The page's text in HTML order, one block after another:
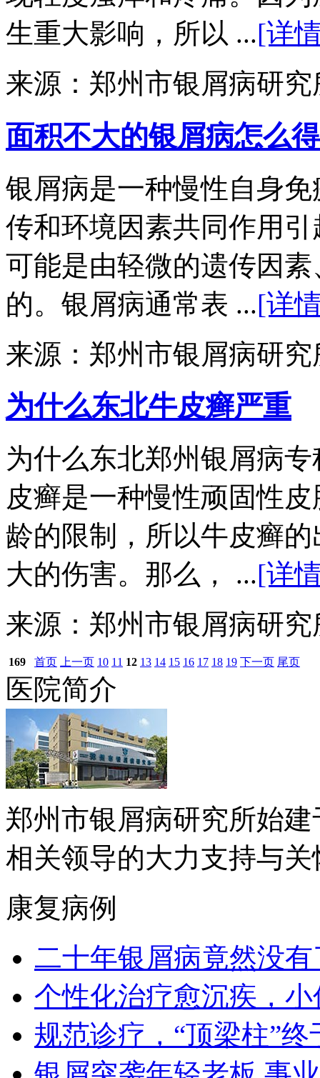
生重大影响，所以 ...[详
来源：郑州市银屑病研
面积不大的银屑病怎么
银屑病是一种慢性自身
传和环境因素共同作用
可能是由轻微的遗传因
的。银屑病通常表 ...[详
来源：郑州市银屑病研
为什么东北牛皮癣严重
为什么东北郑州银屑病
皮癣是一种慢性顽固性
龄的限制，所以牛皮癣
大的伤害。那么， ...[详
来源：郑州市银屑病研
169 首页 上一页 10 11 12 13 14 15 16 17 18 19 下一页 尾页
医院简介
郑州市银屑病研究所始
相关领导的大力支持与
康复病例
二十年银屑病竟然没
个性化治疗愈沉疾，
规范诊疗，“顶梁柱”终